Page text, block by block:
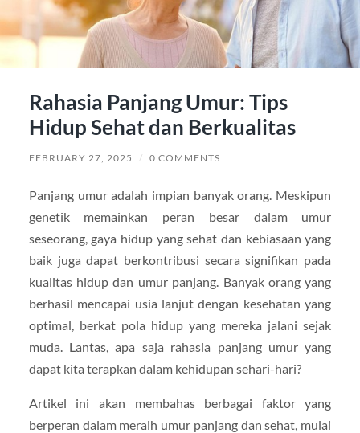
Rahasia Panjang Umur: Tips
Hidup Sehat dan Berkualitas
FEBRUARY 27, 2025 / 0 COMMENTS
Panjang umur adalah impian banyak orang. Meskipun
genetik memainkan peran besar dalam umur
seseorang, gaya hidup yang sehat dan kebiasaan yang
baik juga dapat berkontribusi secara signifikan pada
kualitas hidup dan umur panjang. Banyak orang yang
berhasil mencapai usia lanjut dengan kesehatan yang
optimal, berkat pola hidup yang mereka jalani sejak
muda. Lantas, apa saja rahasia panjang umur yang
dapat kita terapkan dalam kehidupan sehari-hari?
Artikel ini akan membahas berbagai faktor yang
berperan dalam meraih umur panjang dan sehat, mulai